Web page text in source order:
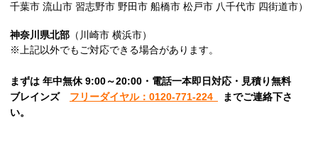
千葉市 流山市 習志野市 野田市 船橋市 松戸市 八千代市 四街道市）
神奈川県北部 （川崎市 横浜市）
※上記以外でもご対応できる場合があります。
まずは 年中無休 9:00～20:00・電話一本即日対応・見積り無料
ブレインズ フリーダイヤル：0120-771-224
までご連絡下さ
い。